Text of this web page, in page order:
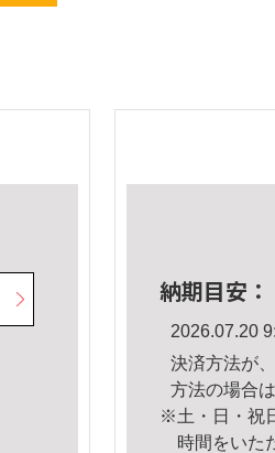
納期目安：
2026.07.20
決済方法が
方法の場合は
※土・日・祝
時間をいた